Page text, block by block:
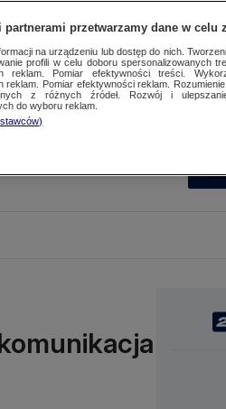
partnerami przetwarzamy dane w celu
na urządzeniu lub dostęp do nich.
profili w celu doboru spersonalizowanych
reklam. Pomiar efektywności treści.
reklam. Pomiar efektywności reklam.
z różnych źródeł. Rozwój i
do wyboru reklam.